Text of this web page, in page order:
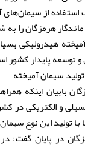
استفاده از
هرمزگان را به
هیدرولیکی
توسعه پایدار کشور
سیمان آمیخته
بابیان اینکه
فسیلی و الکتریکی
با تولید این نوع
در پایان گفت: